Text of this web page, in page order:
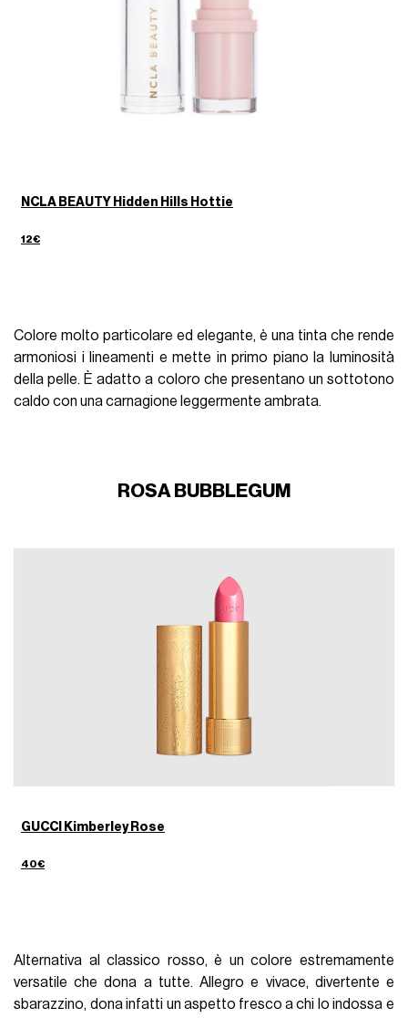
NCLA BEAUTY Hidden Hills Hottie
12€
Colore molto particolare ed elegante, è una tinta che rende
armoniosi i lineamenti e mette in primo piano la luminosità
della pelle. È adatto a coloro che presentano un sottotono
caldo con una carnagione leggermente ambrata.
ROSA BUBBLEGUM
GUCCI Kimberley Rose
40€
Alternativa al classico rosso, è un colore estremamente
versatile che dona a tutte. Allegro e vivace, divertente e
sbarazzino, dona infatti un aspetto fresco a chi lo indossa e